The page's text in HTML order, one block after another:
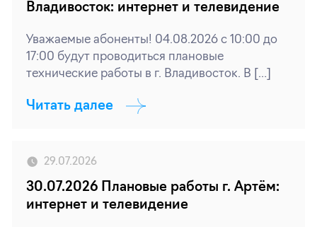
Владивосток: интернет и телевидение
Уважаемые абоненты! 04.08.2026 с 10:00 до
17:00 будут проводиться плановые
технические работы в г. Владивосток. В […]
Читать далее
29.07.2026
30.07.2026 Плановые работы г. Артём:
интернет и телевидение